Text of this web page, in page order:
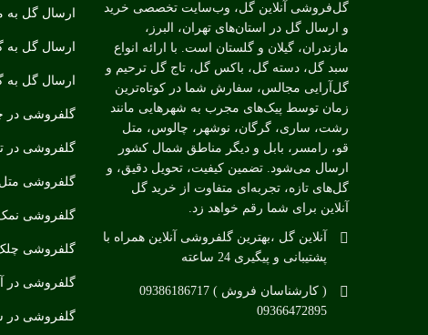
گل‌فروشی آنلاین گل، وب‌سایت تخصصی خرید
و ارسال گل در استان‌های تهران، البرز،
مازندران، گیلان و گلستان است. با ارائه انواع
سبد گل، دسته گل، باکس گل، تاج گل ترحیم و
گل‌آرایی مجالس، سفارش شما در کوتاه‌ترین
زمان توسط پیک‌های مجرب به شهرهایی مانند
رشت، ساری، گرگان، نوشهر، چالوس، متل
قو، رامسر، بابل و دیگر مناطق شمال کشور
ارسال می‌شود. تضمین کیفیت، تحویل دقیق، و
گل‌های تازه، تجربه‌ای متفاوت از خرید گل
آنلاین برای شما رقم خواهد زد.
آنلاین گل ،بهترین گلفروشی آنلاین همراه با
پشتیبانی و پیگیری 24 ساعته
( کارشناسان فروش ) 09386186717
09366472895
ارسال گل به
ارسال گل به
ارسال گل به
گلفروشی در
گلفروشی در
گلفروشی متل
گلفروشی نمک
گلفروشی
گلفروشی در
گلفروشی در